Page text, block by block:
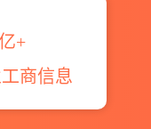
+
商信息